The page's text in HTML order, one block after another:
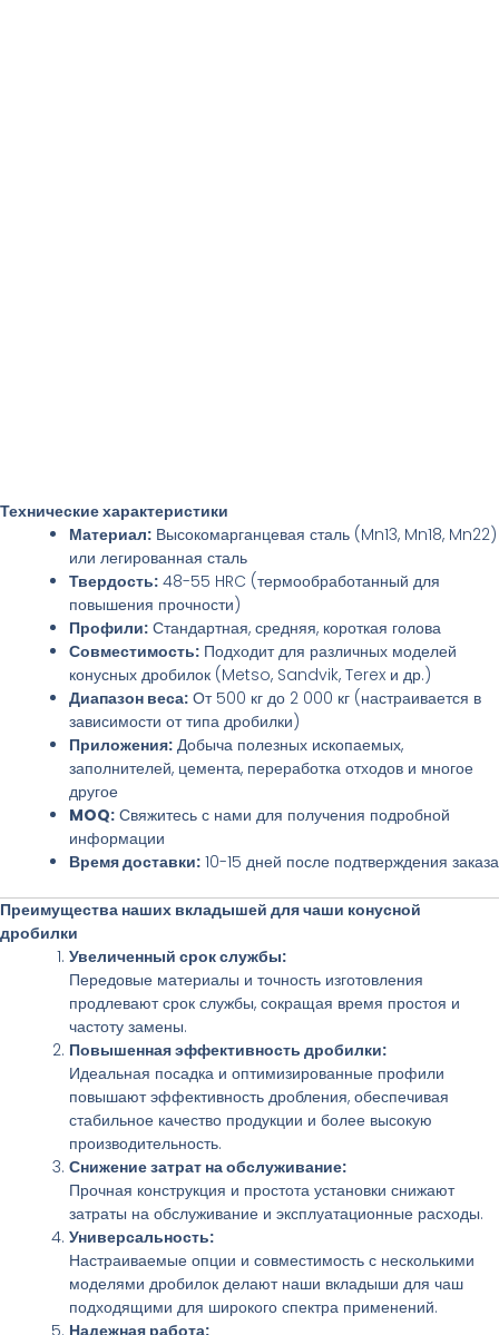
Технические характеристики
Материал: Высокомарганцевая сталь (Mn13, Mn18, Mn22)
или легированная сталь
Твердость: 48-55 HRC (термообработанный для
повышения прочности)
Профили: Стандартная, средняя, короткая голова
Совместимость: Подходит для различных моделей
конусных дробилок (Metso, Sandvik, Terex и др.)
Диапазон веса: От 500 кг до 2 000 кг (настраивается в
зависимости от типа дробилки)
Приложения: Добыча полезных ископаемых,
заполнителей, цемента, переработка отходов и многое
другое
MOQ: Свяжитесь с нами для получения подробной
информации
Время доставки: 10-15 дней после подтверждения заказа
Преимущества наших вкладышей для чаши конусной
дробилки
Увеличенный срок службы:
Передовые материалы и точность изготовления
продлевают срок службы, сокращая время простоя и
частоту замены.
Повышенная эффективность дробилки:
Идеальная посадка и оптимизированные профили
повышают эффективность дробления, обеспечивая
стабильное качество продукции и более высокую
производительность.
Снижение затрат на обслуживание:
Прочная конструкция и простота установки снижают
затраты на обслуживание и эксплуатационные расходы.
Универсальность:
Настраиваемые опции и совместимость с несколькими
моделями дробилок делают наши вкладыши для чаш
подходящими для широкого спектра применений.
Надежная работа: